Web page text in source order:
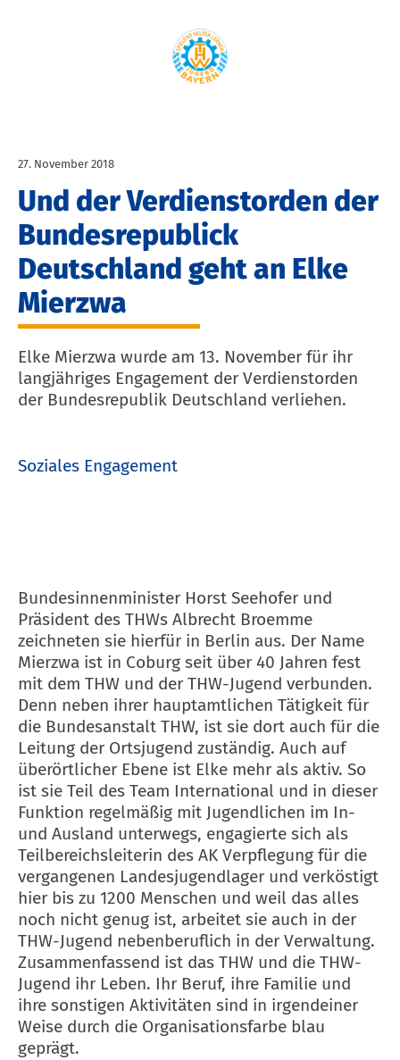
27. November 2018
Und der Verdienstorden der
Bundesrepublick
Deutschland geht an Elke
Mierzwa
Elke Mierzwa wurde am 13. November für ihr
langjähriges Engagement der Verdienstorden
der Bundesrepublik Deutschland verliehen.
Soziales Engagement
Bundesinnenminister Horst Seehofer und
Präsident des THWs Albrecht Broemme
zeichneten sie hierfür in Berlin aus. Der Name
Mierzwa ist in Coburg seit über 40 Jahren fest
mit dem THW und der THW-Jugend verbunden.
Denn neben ihrer hauptamtlichen Tätigkeit für
die Bundesanstalt THW, ist sie dort auch für die
Leitung der Ortsjugend zuständig. Auch auf
überörtlicher Ebene ist Elke mehr als aktiv. So
ist sie Teil des Team International und in dieser
Funktion regelmäßig mit Jugendlichen im In-
und Ausland unterwegs, engagierte sich als
Teilbereichsleiterin des AK Verpflegung für die
vergangenen Landesjugendlager und verköstigt
hier bis zu 1200 Menschen und weil das alles
noch nicht genug ist, arbeitet sie auch in der
THW-Jugend nebenberuflich in der Verwaltung.
Zusammenfassend ist das THW und die THW-
Jugend ihr Leben. Ihr Beruf, ihre Familie und
ihre sonstigen Aktivitäten sind in irgendeiner
Weise durch die Organisationsfarbe blau
geprägt.